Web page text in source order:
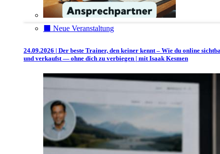
⬛️ Neue Veranstaltung
24.09.2026 | Der beste Trainer, den keiner kennt – Wie du online
und verkaufst — ohne dich zu verbiegen | mit Isaak Kesmen